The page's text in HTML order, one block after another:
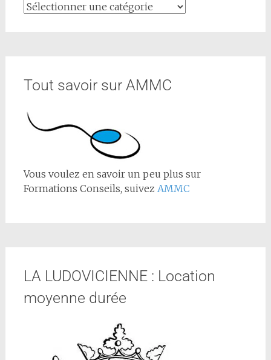
Tout savoir sur AMMC
Vous voulez en savoir un peu plus sur
Formations Conseils, suivez AMMC
LA LUDOVICIENNE : Location
moyenne durée